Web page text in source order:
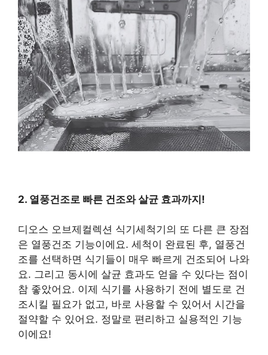
2. 열풍건조로 빠른 건조와 살균 효과까지!
디오스 오브제컬렉션 식기세척기의 또 다른 큰 장점
은 열풍건조 기능이에요. 세척이 완료된 후, 열풍건
조를 선택하면 식기들이 매우 빠르게 건조되어 나와
요. 그리고 동시에 살균 효과도 얻을 수 있다는 점이
참 좋았어요. 이제 식기를 사용하기 전에 별도로 건
조시킬 필요가 없고, 바로 사용할 수 있어서 시간을
절약할 수 있어요. 정말로 편리하고 실용적인 기능
이에요!